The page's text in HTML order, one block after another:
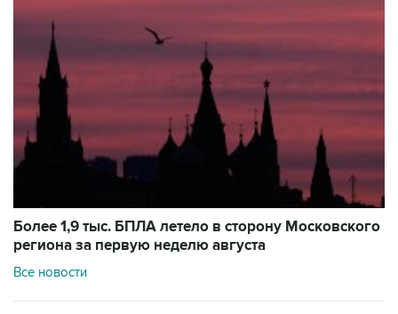
Более 1,9 тыс. БПЛА летело в сторону Московского
региона за первую неделю августа
Все новости